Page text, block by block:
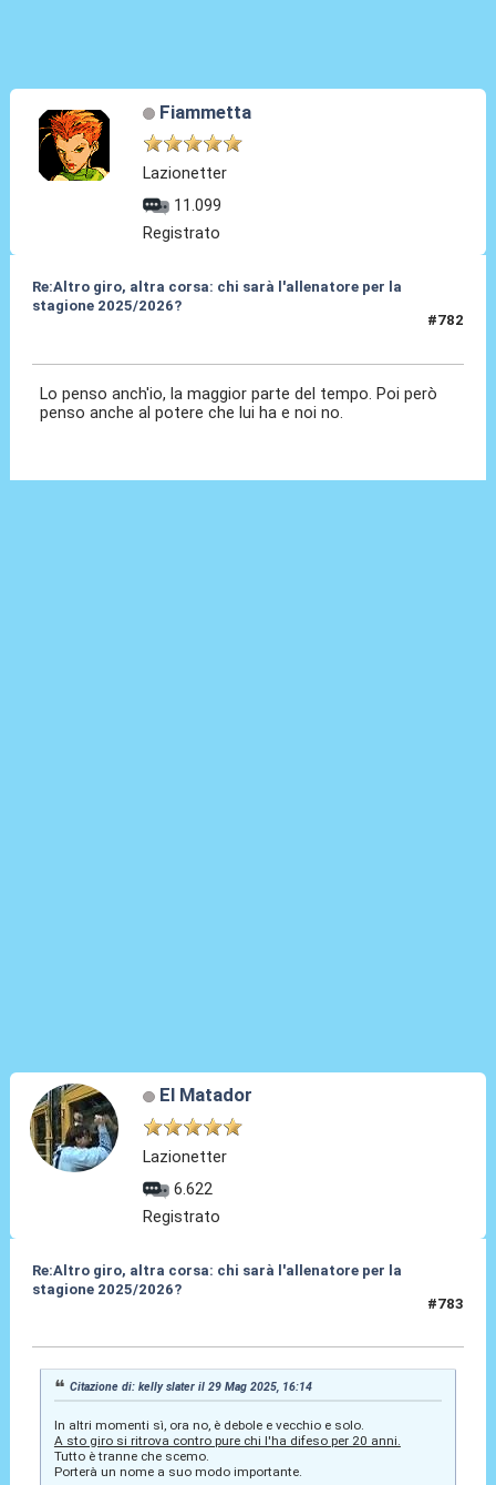
Fiammetta
Lazionetter
11.099
Registrato
Re:Altro giro, altra corsa: chi sarà l'allenatore per la
stagione 2025/2026?
#782
Lo penso anch'io, la maggior parte del tempo. Poi però
penso anche al potere che lui ha e noi no.
El Matador
Lazionetter
6.622
Registrato
Re:Altro giro, altra corsa: chi sarà l'allenatore per la
stagione 2025/2026?
#783
Citazione di: kelly slater il 29 Mag 2025, 16:14
In altri momenti sì, ora no, è debole e vecchio e solo.
A sto giro si ritrova contro pure chi l'ha difeso per 20 anni.
Tutto è tranne che scemo.
Porterà un nome a suo modo importante.